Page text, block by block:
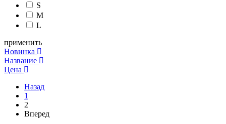
S
M
L
применить
Новинка
Название
Цена
Назад
1
2
Вперед